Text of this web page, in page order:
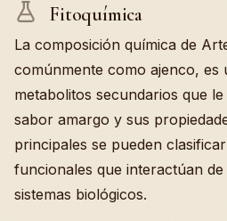
Fitoquímica
La composición química de
comúnmente como ajenco, es
metabolitos secundarios que
sabor amargo y sus
principales se pueden
funcionales que interactúan
sistemas biológicos.